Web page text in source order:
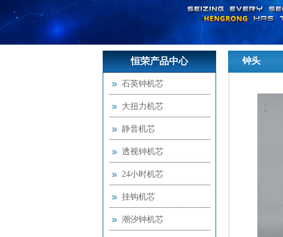
恒荣产品中心
恒荣首页 >> 钟头
石英钟机芯
大扭力机芯
静音机芯
透视钟机芯
24小时机芯
挂钩机芯
潮汐钟机芯